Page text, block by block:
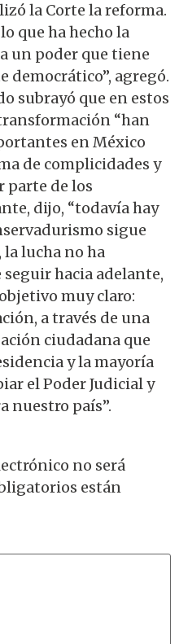
la Corte la reforma.
que ha hecho la
un poder que tiene
agregó.
subrayó que en estos
“han
en México
de complicidades y
parte de los
dijo, “todavía hay
sigue
lucha no ha
hacia adelante,
muy claro:
a través de una
ciudadana que
y la mayoría
el Poder Judicial y
nuestro país”.
no será
están